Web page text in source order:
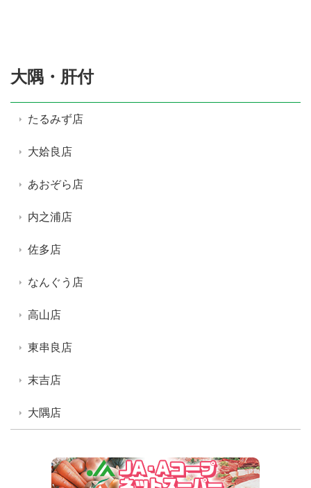
大隅・肝付
たるみず店
大姶良店
あおぞら店
内之浦店
佐多店
なんぐう店
高山店
東串良店
末吉店
大隅店